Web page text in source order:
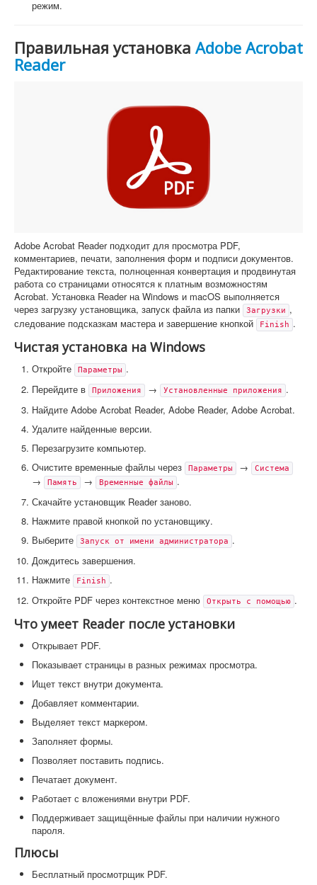
режим.
Правильная установка Adobe Acrobat
Reader
Adobe Acrobat Reader подходит для просмотра PDF,
комментариев, печати, заполнения форм и подписи документов.
Редактирование текста, полноценная конвертация и продвинутая
работа со страницами относятся к платным возможностям
Acrobat. Установка Reader на Windows и macOS выполняется
через загрузку установщика, запуск файла из папки
Загрузки ,
следование подсказкам мастера и завершение кнопкой
Finish .
Чистая установка на Windows
Откройте Параметры .
Перейдите в
Приложения → Установленные приложения .
Найдите Adobe Acrobat Reader, Adobe Reader, Adobe Acrobat.
Удалите найденные версии.
Перезагрузите компьютер.
Очистите временные файлы через
Параметры → Система
→ Память → Временные файлы .
Скачайте установщик Reader заново.
Нажмите правой кнопкой по установщику.
Выберите
Запуск от имени администратора .
Дождитесь завершения.
Нажмите
Finish .
Откройте PDF через контекстное меню
Открыть с помощью .
Что умеет Reader после установки
Открывает PDF.
Показывает страницы в разных режимах просмотра.
Ищет текст внутри документа.
Добавляет комментарии.
Выделяет текст маркером.
Заполняет формы.
Позволяет поставить подпись.
Печатает документ.
Работает с вложениями внутри PDF.
Поддерживает защищённые файлы при наличии нужного
пароля.
Плюсы
Бесплатный просмотрщик PDF.